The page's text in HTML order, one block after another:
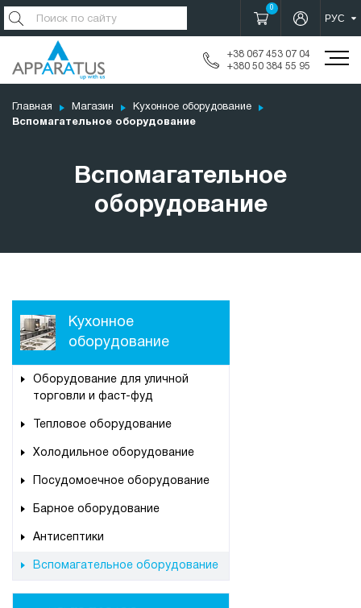
0
+38 067 453 07 04
+380 50 384 55 95
Главная Магазин
Кухонное оборудование
Вспомагательное оборудование
Вспомагательное
оборудование
Кухонное
оборудование
Оборудование для уличной
торговли и фаст-фуд
Тепловое оборудование
Холодильное оборудование
Посудомоечное оборудование
Барное оборудование
Антисептики
Вспомагательное оборудование